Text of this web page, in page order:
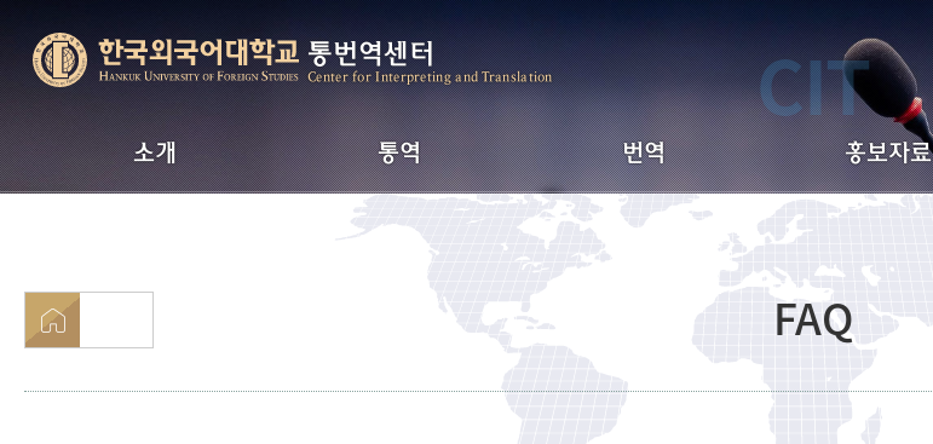
통번역센터
Center for Interpreting and Translation
소개
Contact Us
통역 번역 홍보자료
CIT
FAQ